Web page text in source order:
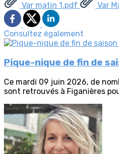
Var matin 1.pdf
Var
Consultez également
Pique-nique de fin de
Ce mardi 09 juin 2026, de
sont retrouvés à Figanières